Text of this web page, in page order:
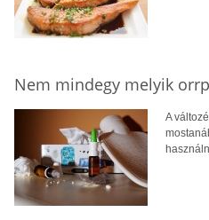
Nem mindegy melyik
A